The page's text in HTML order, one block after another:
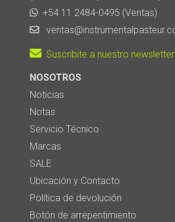
+54 11 2484-0495 (Ventas)
Suscribite a nuestro newsletter
NOSOTROS
Noticias
Notas
Servicio Técnico
Marcas
SALE
Ubicación y Contacto
Política de devolución
Botón de arrepentimiento